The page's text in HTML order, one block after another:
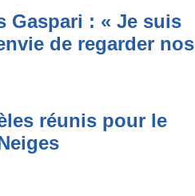
Gaspari : « Je suis
de regarder nos
réunis pour le